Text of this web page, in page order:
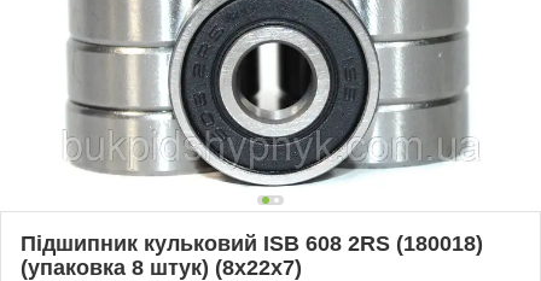
Підшипник кульковий ISB 608 2RS (180018)
(упаковка 8 штук) (8x22x7)